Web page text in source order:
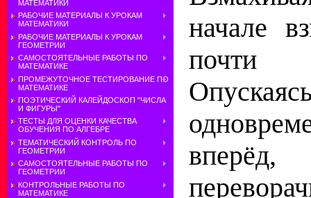
МАТЕМАТИКИ
РАБОЧИЕ МАТЕРИАЛЫ К УРОКАМ
МАТЕМАТИКИ
РАБОЧИЕ МАТЕРИАЛЫ К УРОКАМ
ГЕОМЕТРИИ
САМОСТОЯТЕЛЬНЫЕ РАБОТЫ ПО
МАТЕМАТИКЕ
ПРОМЕЖУТОЧНОЕ ТЕСТИРОВАНИЕ ПО
МАТЕМАТИКЕ
ПОЭТИЧЕСКИЙ КАЛЕЙДОСКОП "ЧИСЛА
И ФИГУРЫ"
ТЕСТЫ ДЛЯ ОЦЕНКИ КАЧЕСТВА
ОБУЧЕНИЯ ПО АЛГЕБРЕ
ТЕМАТИЧЕСКИЙ КОНТРОЛЬ ПО
ГЕОМЕТРИИ
САМОСТОЯТЕЛЬНЫЕ РАБОТЫ ПО
ГЕОМЕТРИИ
КОНТРОЛЬНЫЕ РАБОТЫ ПО
МАТЕМАТИКЕ
начале
почти